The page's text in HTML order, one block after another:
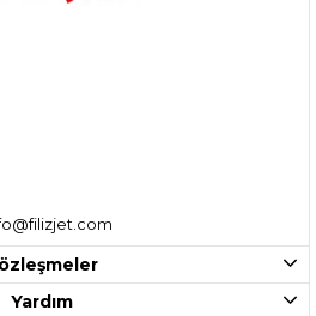
Yardım